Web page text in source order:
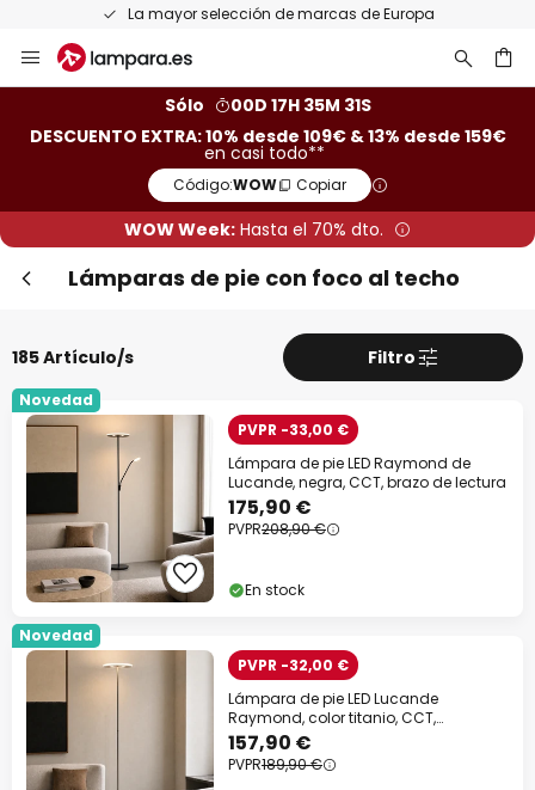
Devoluciones gratis en un plazo de 50 días
al
Sólo
00D 17H 35M 29S
DESCUENTO EXTRA: 10% desde 109€ & 13% desde 159€
en casi todo**
Código:WOW Copiar
WOW Week: Hasta el 70% dto.
Lámparas de pie con foco al techo
185 Artículo/s Filtro
Novedad
PVPR -33,00 €
Lámpara de pie LED Raymond de
Lucande, negra, CCT, brazo de lectura
175,90 €
PVPR208,90 €
En stock
Novedad
PVPR -32,00 €
Lámpara de pie LED Lucande
Raymond, color titanio, CCT,
atenuable
157,90 €
PVPR189,90 €
Descuento extra
-10% EXTRAdesde 109 €
-13% EXTRA.desde 159 €